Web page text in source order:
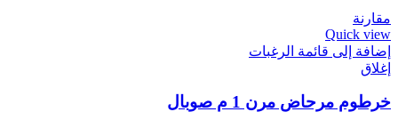
مقارنة
Quick view
إضافة إلى قائمة الرغبات
إغلاق
خرطوم مرحاض مرن 1 م صوبال